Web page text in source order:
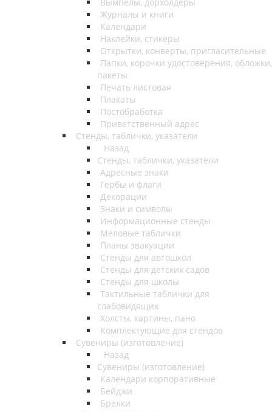
Журналы и книги
Календари
Наклейки, стикеры
Открытки, конверты, пригласительные
Папки, корочки удостоверения, обложки,
пакеты
Печать листовая
Плакаты
Постобработка
Приветственный адрес
Стенды, таблички, указатели
Назад
Стенды, таблички, указатели
Адресные знаки
Гербы и флаги
Декорации
Знаки и символы
Информационные стенды
Меловые таблички
Планы эвакуации
Стенды для автошкол
Стенды для детских садов
Стенды для школы
Тактильные таблички для
слабовидящих
Холсты, картины, пано
Комплектующие для стендов
Сувениры (изготовление)
Назад
Сувениры (изготовление)
Календари корпоративные
Бейджи
Брелки